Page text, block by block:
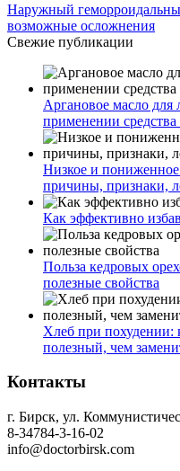
Наружный
возможные осложнения
Свежие публикации
Аргановое масло
применении средства
Низкое и
причины, признаки,
Как эффективно
Польза кедровых
полезные свойства
Хлеб при похудении:
полезный, чем
Контакты
г. Бирск, ул.
8-34784-3-16-02
info@doctorbirsk.com